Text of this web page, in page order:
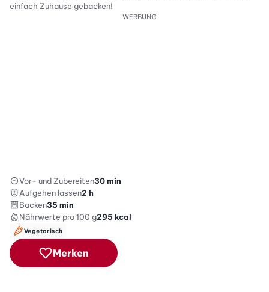
einfach Zuhause gebacken!
WERBUNG
Vor- und Zubereiten30 min
Aufgehen lassen2 h
Backen35 min
Nährwerte pro 100 g295 kcal
Vegetarisch
Merken